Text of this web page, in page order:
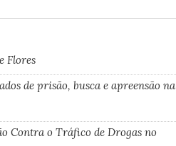
Flores
de prisão, busca e apreensão na
Contra o Tráfico de Drogas no